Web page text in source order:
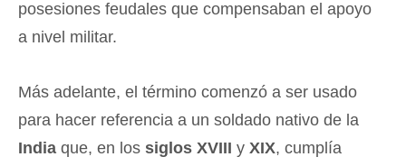
posesiones feudales que compensaban el apoyo
a nivel militar.
Más adelante, el término comenzó a ser usado
para hacer referencia a un soldado nativo de la
India que, en los siglos XVIII y XIX, cumplía